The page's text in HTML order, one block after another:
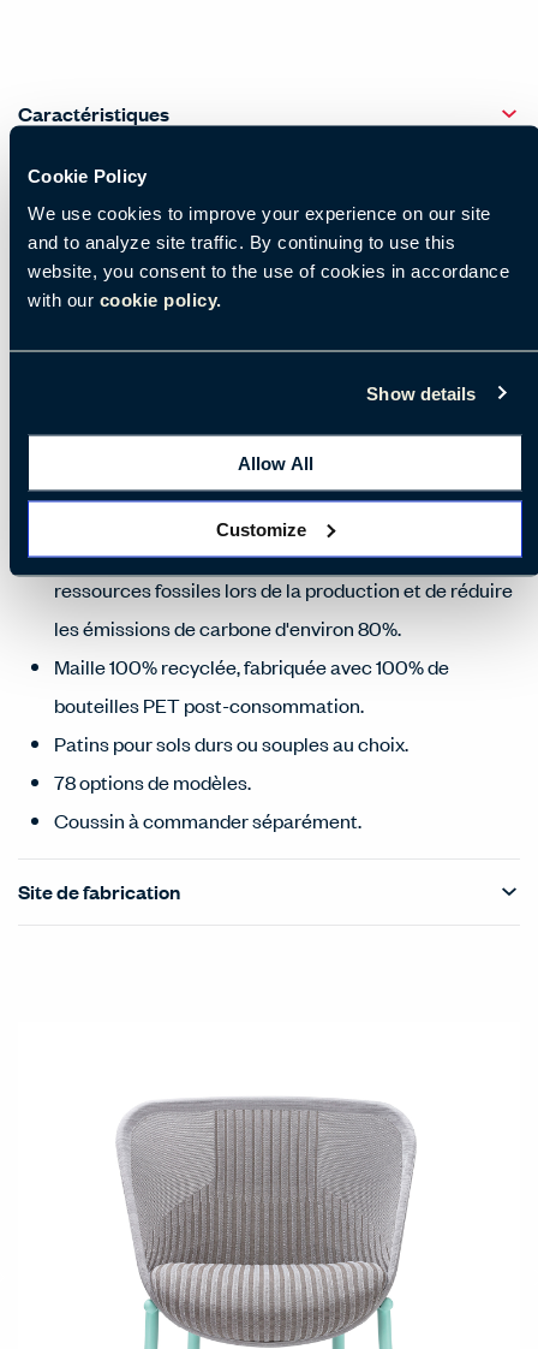
Cookie Policy
We use cookies to improve your experience on our site
and to analyze site traffic. By continuing to use this
website, you consent to the use of cookies in accordance
with our cookie policy.
Show details
Allow All
Customize
Caractéristiques
Conçu pour répondre aux engagements de durabilité
Haworth.
Ni colle ni adhésif - toutes les pièces sont assemblées
par un système de liaison réversible.
émissions liées au transport et peut être aisément
Montage et démontage faciles - 6 vis et un outil
de déchets, elle permet d'économiser 100 % des
ressources fossiles lors de la production et de réduire
les émissions de carbone d'environ 80%.
Maille 100% recyclée, fabriquée avec 100% de
bouteilles PET post-consommation.
Patins pour sols durs ou souples au choix.
78 options de modèles.
Coussin à commander séparément.
Site de fabrication